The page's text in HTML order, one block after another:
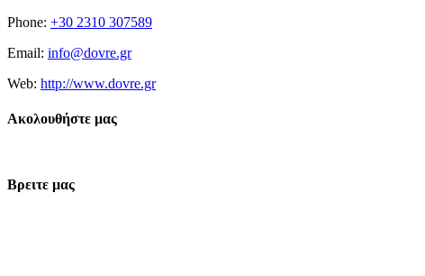
Phone: +30 2310 307589
Email: info@dovre.gr
Web: http://www.dovre.gr
Ακολουθήστε μας
Βρειτε μας